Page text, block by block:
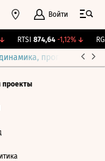
Войти
RTSI 874,64 -1,12%↓
прогнозы
проекты